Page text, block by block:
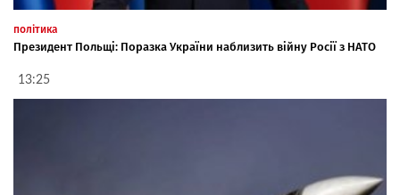
політика
Президент Польщі: Поразка України наблизить війну Росії з НАТО
13:25